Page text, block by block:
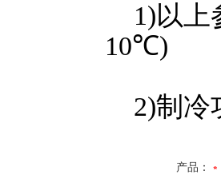
1)以上
10℃)
2)制冷
产品：